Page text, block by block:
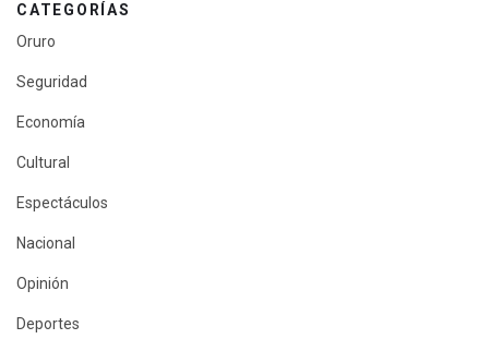
CATEGORÍAS
Oruro
Seguridad
Economía
Cultural
Espectáculos
Nacional
Opinión
Deportes